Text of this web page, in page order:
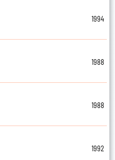
1994
1988
1988
1992